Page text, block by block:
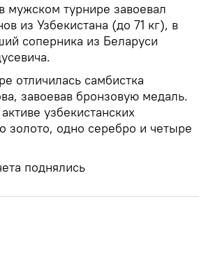
мужском турнире завоевал
из Узбекистана (до 71 кг), в
соперника из Беларуси
отличилась самбистка
завоевав бронзовую медаль.
узбекистанских
золото, одно серебро и четыре
поднялись